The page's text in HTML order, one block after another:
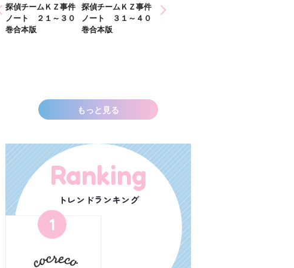
探偵チームＫＺ事件
ノート ２１～３０
巻合本版
探偵チームＫＺ事件
ノート ３１～４０
巻合本版
探偵チームＫＺ事件
ノート １１～２０
もっと見る
Ranking
トレンドランキング
1